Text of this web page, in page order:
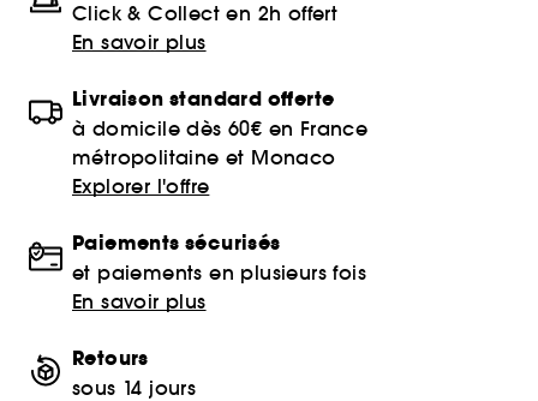
Click & Collect en 2h offert
En savoir plus
Livraison standard offerte
à domicile dès 60€ en France
métropolitaine et Monaco
Explorer l'offre
Paiements sécurisés
et paiements en plusieurs fois
En savoir plus
Retours
sous 14 jours